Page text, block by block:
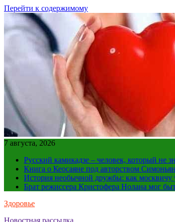
Перейти к содержимому
7 августа, 2026
Русский камикадзе – человек, который
Книга о Кеосаяне под авторством
История необычной дружбы: как москвичу
Брат режиссера Кристофера Нолана мог
Здоровье
Новостная рассылка